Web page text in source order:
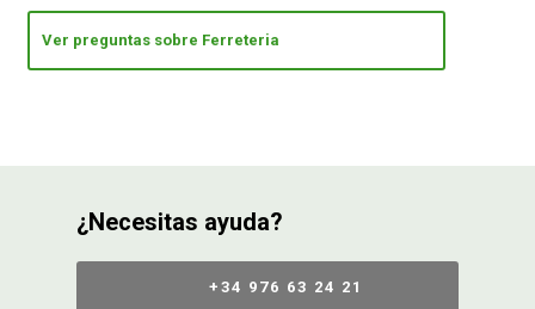
Ver preguntas sobre Ferreteria
¿Necesitas ayuda?
+34 976 63 24 21